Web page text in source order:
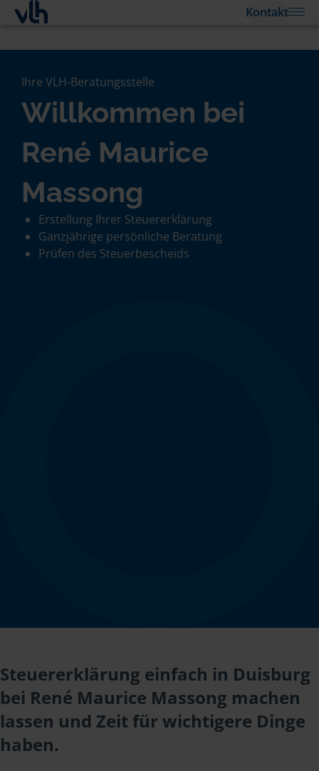
Kontakt
Ihre VLH-Beratungsstelle
Willkommen bei
René Maurice
Massong
Erstellung Ihrer Steuererklärung
Ganzjährige persönliche Beratung
Prüfen des Steuerbescheids
Steuererklärung einfach in Duisburg
bei René Maurice Massong machen
lassen und Zeit für wichtigere Dinge
haben.